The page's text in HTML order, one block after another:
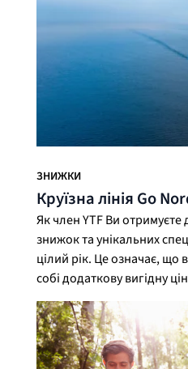
ЗНИЖКИ
Круїзна лінія Go
Як член YTF Ви отримуєте
знижок та унікальних
цілий рік. Це означає, що
собі додаткову вигідну